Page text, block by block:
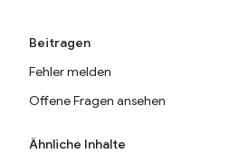
Beitragen
Fehler melden
Offene Fragen ansehen
Ähnliche Inhalte